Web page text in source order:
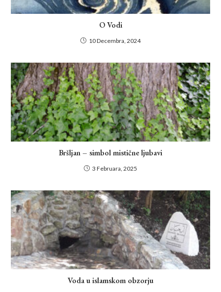
O Vodi
10 Decembra, 2024
Bršljan – simbol mistične ljubavi
3 Februara, 2025
Voda u islamskom obzorju